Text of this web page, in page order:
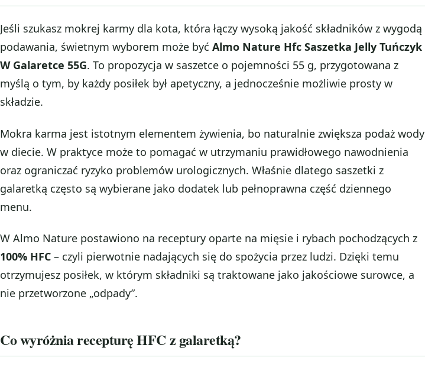
Jeśli szukasz mokrej karmy dla kota, która łączy wysoką jakość składników z wygodą
podawania, świetnym wyborem może być Almo Nature Hfc Saszetka Jelly Tuńczyk
W Galaretce 55G. To propozycja w saszetce o pojemności 55 g, przygotowana z
myślą o tym, by każdy posiłek był apetyczny, a jednocześnie możliwie prosty w
składzie.
Mokra karma jest istotnym elementem żywienia, bo naturalnie zwiększa podaż wody
w diecie. W praktyce może to pomagać w utrzymaniu prawidłowego nawodnienia
oraz ograniczać ryzyko problemów urologicznych. Właśnie dlatego saszetki z
galaretką często są wybierane jako dodatek lub pełnoprawna część dziennego
menu.
W Almo Nature postawiono na receptury oparte na mięsie i rybach pochodzących z
100% HFC – czyli pierwotnie nadających się do spożycia przez ludzi. Dzięki temu
otrzymujesz posiłek, w którym składniki są traktowane jako jakościowe surowce, a
nie przetworzone „odpady”.
Co wyróżnia recepturę HFC z galaretką?